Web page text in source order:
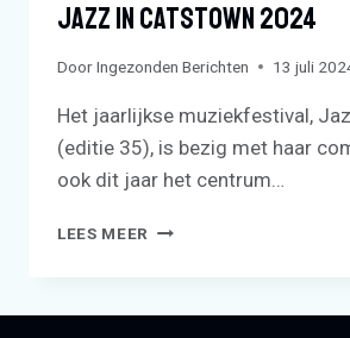
Jazz In Catstown 2024
DoorIngezonden Berichten 13 juli
Het jaarlijkse muziekfestival,
(editie 35), is bezig met haar
ook dit jaar het centrum…
LEES MEER JAZZ